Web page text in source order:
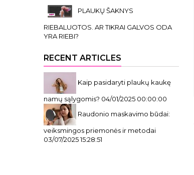
PLAUKŲ ŠAKNYS
RIEBALUOTOS. AR TIKRAI GALVOS ODA
YRA RIEBI?
RECENT ARTICLES
Kaip pasidaryti plaukų kaukę
namų sąlygomis? 04/01/2025 00:00:00
Raudonio maskavimo būdai:
veiksmingos priemonės ir metodai
03/07/2025 15:28:51